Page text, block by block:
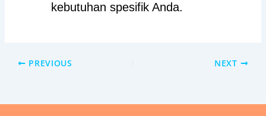
kebutuhan spesifik Anda.
PREVIOUS NEXT